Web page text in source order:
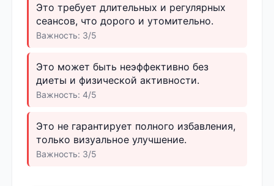
Это требует длительных и регулярных
сеансов, что дорого и утомительно.
Важность: 3/5
Это может быть неэффективно без
диеты и физической активности.
Важность: 4/5
Это не гарантирует полного избавления,
только визуальное улучшение.
Важность: 3/5